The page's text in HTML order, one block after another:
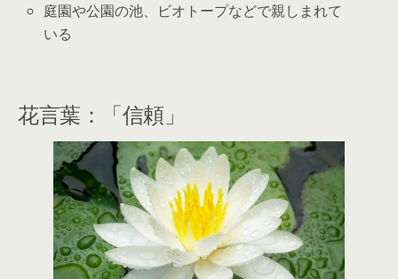
庭園や公園の池、ビオトープなどで親しまれて
いる
花言葉：「信頼」